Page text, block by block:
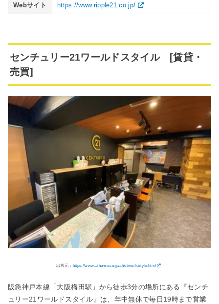
Webサイト https://www.ripple21.co.jp/
センチュリー21ワールドスタイル [賃貸・
売買]
出典元： https://www.athome.co.jp/ahki/worldstyle.html
阪急神戸本線「大阪梅田駅」から徒歩3分の場所にある『センチ
ュリー21ワールドスタイル』は、年中無休で毎日19時まで営業